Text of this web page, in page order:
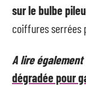
sur le bulbe
coiffures serrées
A lire également
dégradée pour